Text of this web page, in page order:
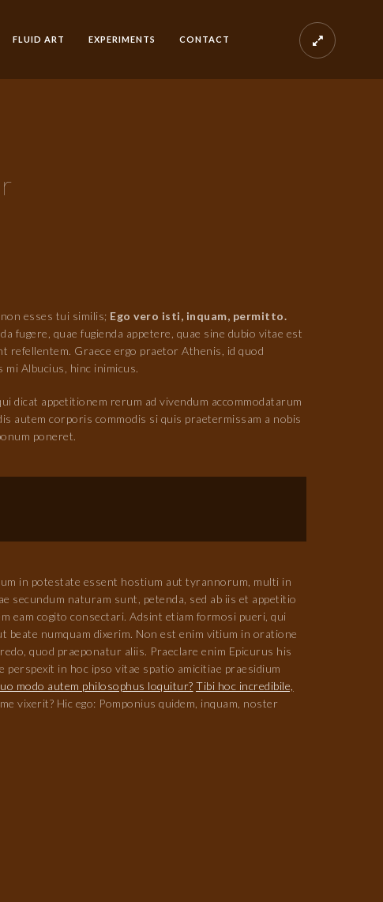
FLUID ART EXPERIMENTS CONTACT
esses tui similis; Ego vero isti, inquam, permitto.
fugere, quae fugienda appetere, quae sine dubio vitae est
refellentem. Graece ergo praetor Athenis, id quod
Albucius, hinc inimicus.
dicat appetitionem rerum ad vivendum accommodatarum
autem corporis commodis si quis praetermissam a nobis
poneret.
in potestate essent hostium aut tyrannorum, multi in
secundum naturam sunt, petenda, sed ab iis et appetitio
eam cogito consectari. Adsint etiam formosi pueri, qui
numquam dixerim. Non est enim vitium in oratione
quod praeponatur aliis. Praeclare enim Epicurus his
in hoc ipso vitae spatio amicitiae praesidium
modo autem philosophus loquitur? Tibi hoc incredibile,
vixerit? Hic ego: Pomponius quidem, inquam, noster